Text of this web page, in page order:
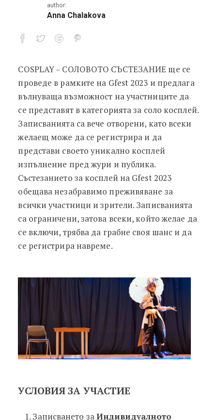
author:
Anna Chalakova
Записванията за COSPLAY –
COSPLAY – СОЛОВОТО СЪСТЕЗАНИЕ ще се
проведе в рамките на Gfest 2023 и предлага
вълнуваща възможност на участниците да
се представят в категорията за соло косплей.
Записванията са вече отворени, като всеки
желаещ може да се регистрира и да
представи своето уникално косплей
изпълнение пред жури и публика.
Състезанието за косплей на Gfest 2023
обещава незабравимо преживяване за
всички участници и зрители. Записванията
са ограничени, затова всеки, който желае да
се включи, трябва да грабне своя шанс и да
се регистрира навреме.
УСЛОВИЯ ЗА УЧАСТИЕ
Записването заИндивидуалното